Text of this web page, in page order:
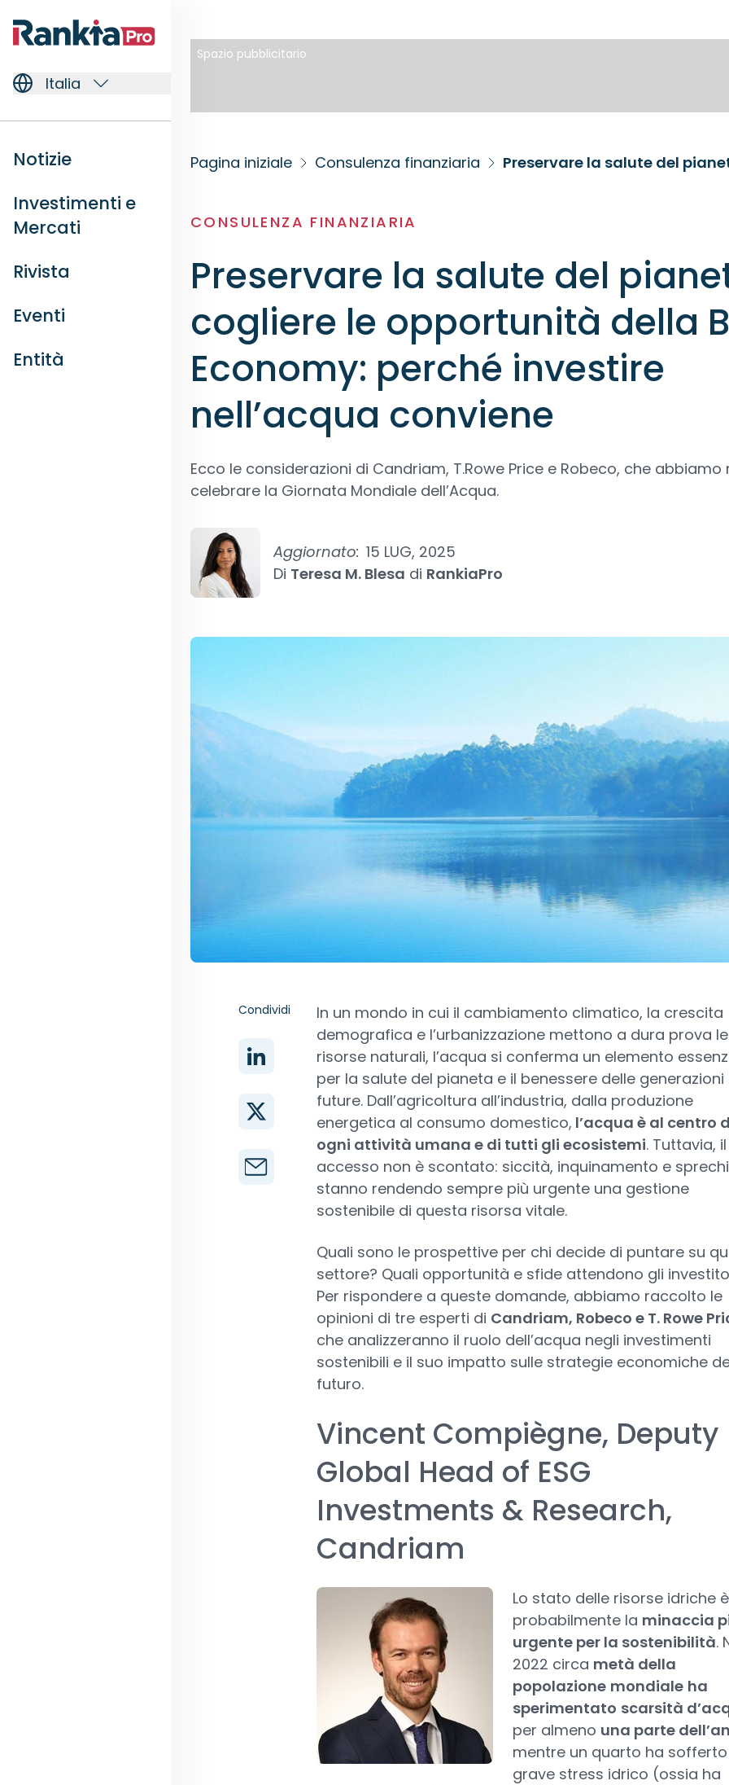
Italia
Notizie
Investimenti e
Mercati
Rivista
Eventi
Entità
Spazio pubblicitario
Pagina iniziale Consulenza finanziaria
CONSULENZA FINANZIARIA
Preservare la salute del
cogliere le opportunità della
Economy: perché investire
nell’acqua conviene
Ecco le considerazioni di Candriam, T.Rowe Price e Robeco, che
celebrare la Giornata Mondiale dell’Acqua.
Aggiornato: 15 LUG, 2025
Di Teresa M. Blesa di RankiaPro
Condividi
In un mondo in cui il cambiamento climatico, la crescita
demografica e l’urbanizzazione mettono a dura prova le
risorse naturali, l’acqua si conferma un elemento
per la salute del pianeta e il benessere delle generazioni
future. Dall’agricoltura all’industria, dalla produzione
energetica al consumo domestico, l’acqua è al centro
ogni attività umana e di tutti gli ecosistemi. Tuttavia,
accesso non è scontato: siccità, inquinamento e sprechi
stanno rendendo sempre più urgente una gestione
sostenibile di questa risorsa vitale.
Quali sono le prospettive per chi decide di puntare su
settore? Quali opportunità e sfide attendono gli
Per rispondere a queste domande, abbiamo raccolto le
opinioni di tre esperti di Candriam, Robeco e T. Rowe
che analizzeranno il ruolo dell’acqua negli investimenti
sostenibili e il suo impatto sulle strategie economiche
futuro.
Vincent Compiègne, Deputy
Global Head of ESG
Investments & Research,
Candriam
Lo stato delle risorse idriche è
probabilmente la minaccia
urgente per la sostenibilità.
2022 circa metà della
popolazione mondiale ha
sperimentato scarsità
per almeno una parte
mentre un quarto ha
grave stress idrico (ossia ha